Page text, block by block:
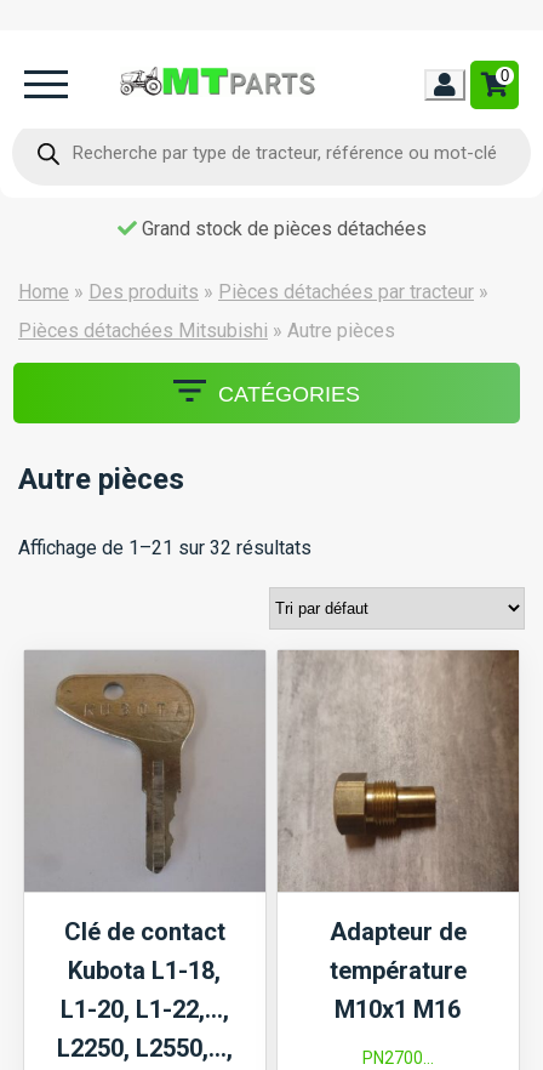
0
produits
Livraison dans toute la France
Home » Des produits » Pièces détachées par tracteur »
Pièces détachées Mitsubishi » Autre pièces
CATÉGORIES
Autre pièces
Affichage de 1–21 sur 32 résultats
Clé de contact
Kubota L1-18,
L1-20, L1-22,…,
L2250, L2550,…,
Adapteur de
température
M10x1 M16
PN2700...